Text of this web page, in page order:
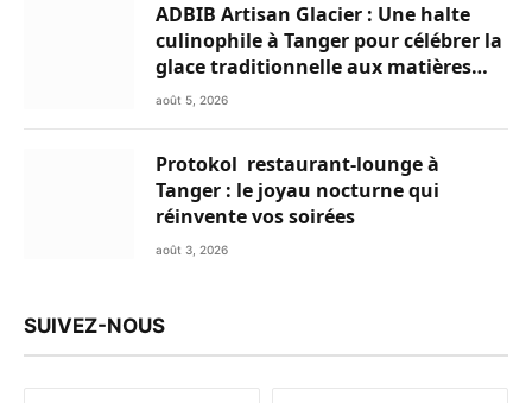
ADBIB Artisan Glacier : Une halte
culinophile à Tanger pour célébrer la
glace traditionnelle aux matières
premières de choix
août 5, 2026
Protokol restaurant-lounge à
Tanger : le joyau nocturne qui
réinvente vos soirées
août 3, 2026
SUIVEZ-NOUS